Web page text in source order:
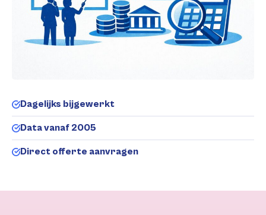
Dagelijks bijgewerkt
Data vanaf 2005
Direct offerte aanvragen